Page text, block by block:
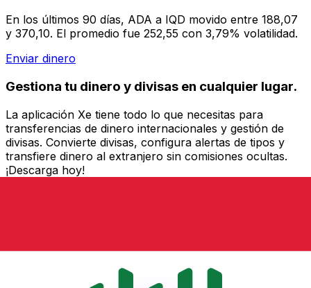
En los últimos 90 días, ADA a IQD movido entre 188,07
y 370,10. El promedio fue 252,55 con 3,79% volatilidad.
Enviar dinero
Gestiona tu dinero y divisas en cualquier lugar.
La aplicación Xe tiene todo lo que necesitas para
transferencias de dinero internacionales y gestión de
divisas. Convierte divisas, configura alertas de tipos y
transfiere dinero al extranjero sin comisiones ocultas.
¡Descarga hoy!